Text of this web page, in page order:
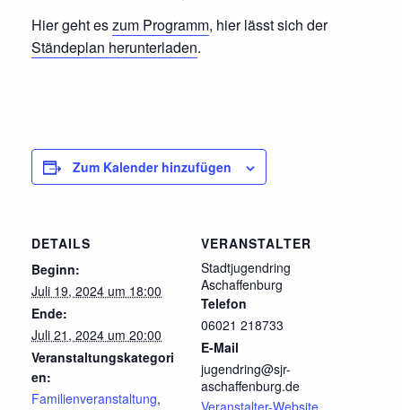
Hier geht eszum Programm, hier lässt sich der
Ständeplan herunterladen.
Zum Kalender hinzufügen
DETAILS
Beginn:
Juli 19, 2024 um 18:00
Ende:
Juli 21, 2024 um 20:00
Veranstaltungskategori
en:
Familienveranstaltung,
VERANSTALTER
Stadtjugendring
Aschaffenburg
Telefon
06021 218733
E-Mail
jugendring@sjr-
aschaffenburg.de